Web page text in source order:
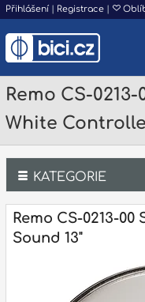
Přihlášení | Registrace |
Remo CS-
White
KATEGORIE
Bicí
Kytary a strunné
Remo CS-0213-
Sound 13"